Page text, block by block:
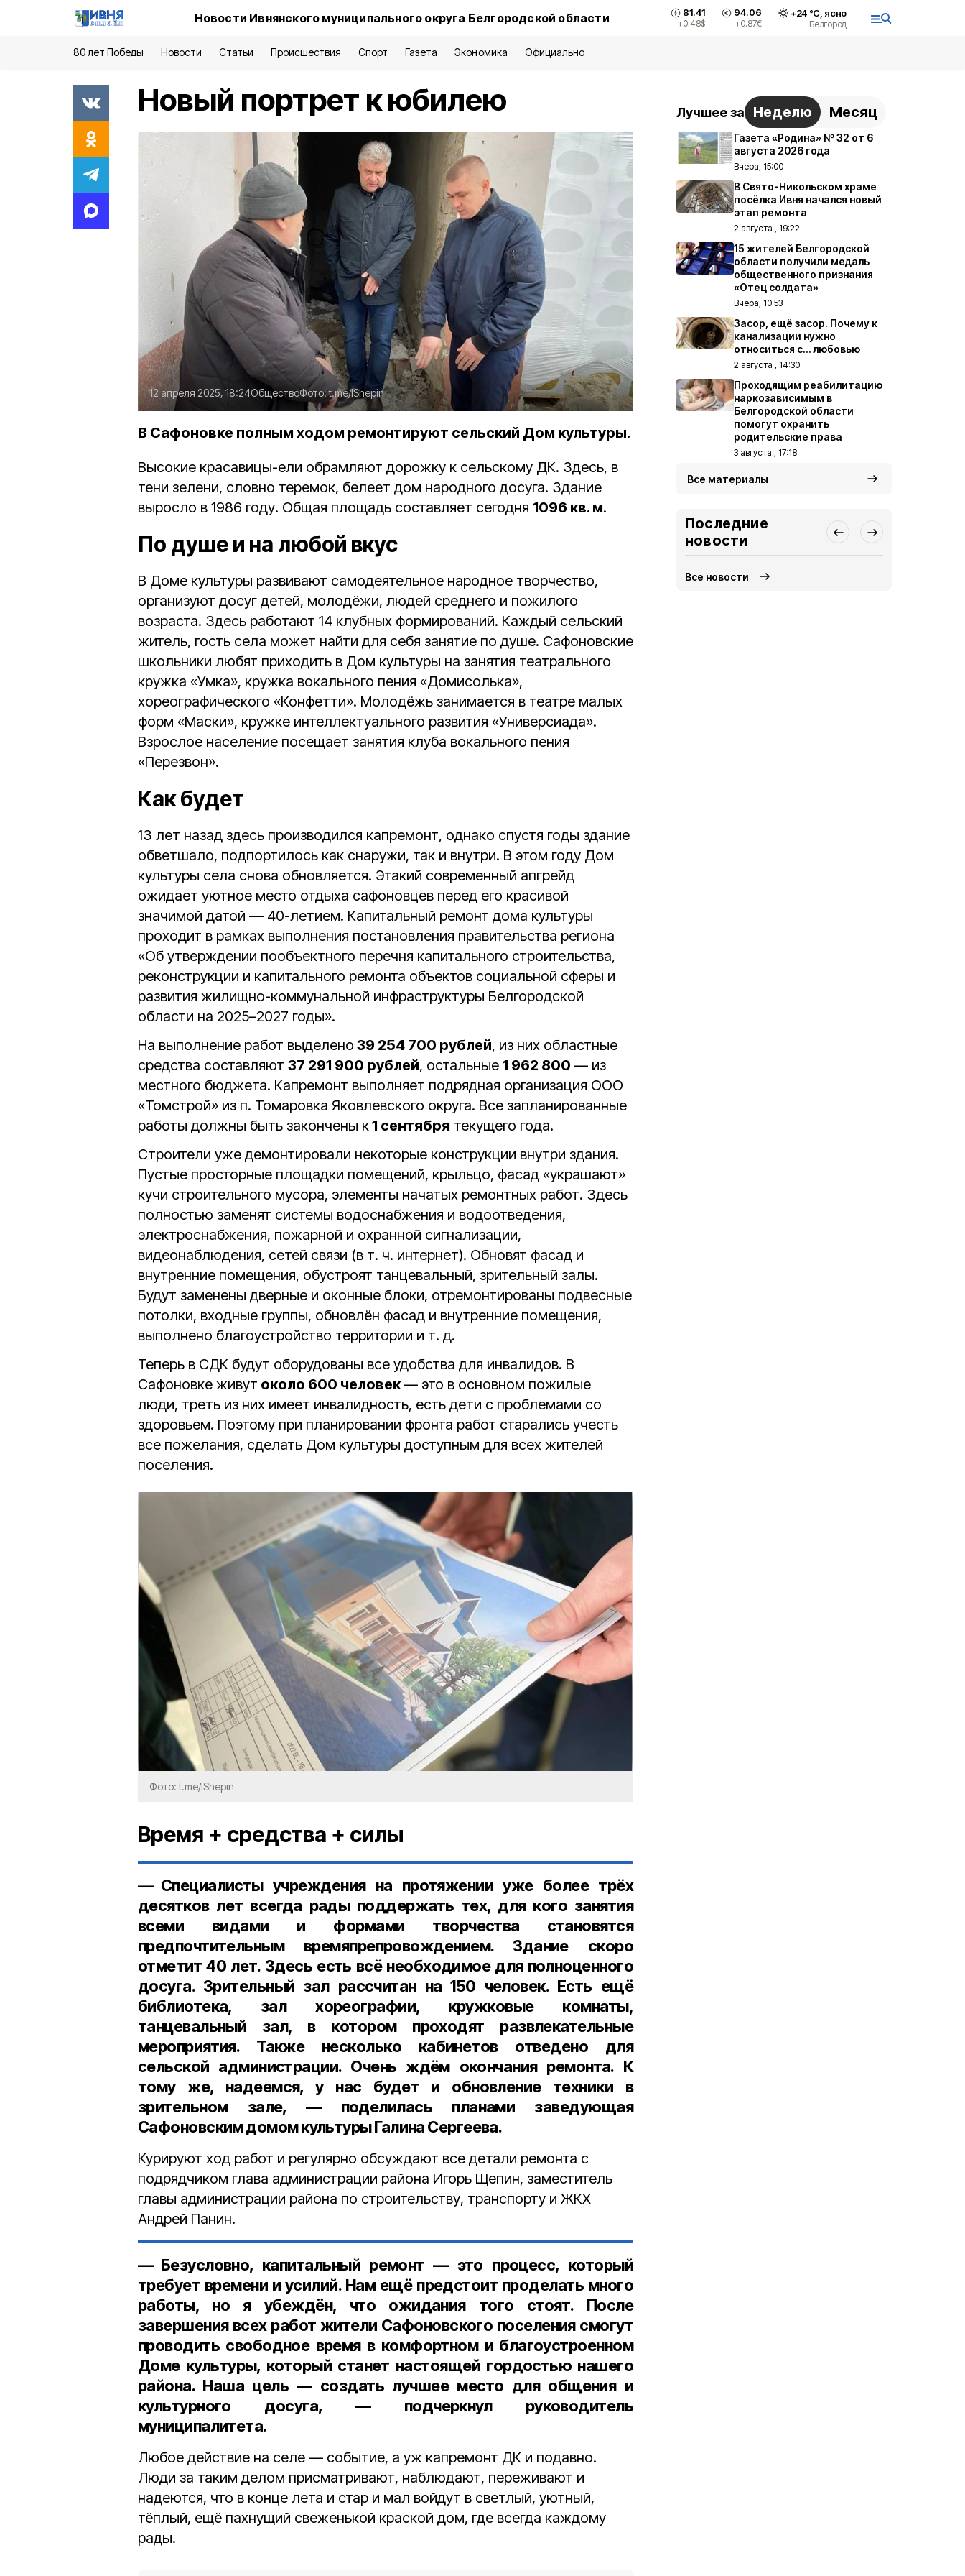
Новости Ивнянского муниципального округа Белгородской области 81.41
+0.48$
94.06
+0.87€
+24°С, ясно
Белгород
80 лет Победы Новости Статьи Происшествия Спорт Газета Экономика Официально
Новый портрет к юбилею
12 апреля 2025, 18:24ОбществоФото:t.me/IShepin
В Сафоновке полным ходом ремонтируют сельский Дом культуры.
Высокие красавицы-ели обрамляют дорожку к сельскому ДК. Здесь, в
тени зелени, словно теремок, белеет дом народного досуга. Здание
выросло в 1986 году. Общая площадь составляет сегодня 1096 кв. м.
По душе и на любой вкус
В Доме культуры развивают самодеятельное народное творчество,
организуют досуг детей, молодёжи, людей среднего и пожилого
возраста. Здесь работают 14 клубных формирований. Каждый сельский
житель, гость села может найти для себя занятие по душе. Сафоновские
школьники любят приходить в Дом культуры на занятия театрального
кружка «Умка», кружка вокального пения «Домисолька»,
хореографического «Конфетти». Молодёжь занимается в театре малых
форм «Маски», кружке интеллектуального развития «Универсиада».
Взрослое население посещает занятия клуба вокального пения
«Перезвон».
Как будет
13 лет назад здесь производился капремонт, однако спустя годы здание
обветшало, подпортилось как снаружи, так и внутри. В этом году Дом
культуры села снова обновляется. Этакий современный апгрейд
ожидает уютное место отдыха сафоновцев перед его красивой
значимой датой — 40-летием. Капитальный ремонт дома культуры
проходит в рамках выполнения постановления правительства региона
«Об утверждении пообъектного перечня капитального строительства,
реконструкции и капитального ремонта объектов социальной сферы и
развития жилищно-коммунальной инфраструктуры Белгородской
области на 2025–2027 годы».
На выполнение работ выделено 39 254 700 рублей, из них областные
средства составляют 37 291 900 рублей, остальные 1 962 800 — из
местного бюджета. Капремонт выполняет подрядная организация ООО
«Томстрой» из п. Томаровка Яковлевского округа. Все запланированные
работы должны быть закончены к1 сентября текущего года.
Строители уже демонтировали некоторые конструкции внутри здания.
Пустые просторные площадки помещений, крыльцо, фасад «украшают»
кучи строительного мусора, элементы начатых ремонтных работ. Здесь
полностью заменят системы водоснабжения и водоотведения,
электрос­набжения, пожарной и охранной сигнализации,
видеонаблюдения, сетей связи (в т. ч. интернет). Обновят фасад и
внутренние помещения, обустроят танцевальный, зрительный залы.
Будут заменены дверные и оконные блоки, отремонтированы подвесные
потолки, входные группы, обновлён фасад и внутренние помещения,
выполнено благоустройство территории и т. д.
Теперь в СДК будут оборудованы все удобства для инвалидов. В
Сафоновке живут около 600 человек— это в основном пожилые
люди, треть из них имеет инвалидность, есть дети с проблемами со
здоровьем. Поэтому при планировании фронта работ старались учесть
все пожелания, сделать Дом культуры доступным для всех жителей
поселения.
Фото: t.me/IShepin
Время + средства + силы
— Специалисты учреждения на протяжении уже более трёх
десятков лет всегда рады поддержать тех, для кого занятия
всеми видами и формами творчества становятся
предпочтительным времяпрепровождением. Здание скоро
отметит 40 лет. Здесь есть всё необходимое для полноценного
досуга. Зрительный зал рассчитан на 150 человек. Есть ещё
библиотека, зал хореографии, кружковые комнаты,
танцевальный зал, в котором проходят развлекательные
мероприятия. Также несколько кабинетов отведено для
сельской администрации. Очень ждём окончания ремонта. К
тому же, надеемся, у нас будет и обновление техники в
зрительном зале, — поделилась планами заведующая
Сафоновским домом культуры Галина Сергеева.
Курируют ход работ и регулярно обсуждают все детали ремонта с
подрядчиком глава администрации рай­она Игорь Щепин, заместитель
главы администрации района по строительству, транспорту и ЖКХ
Андрей Панин.
— Безусловно, капитальный ремонт — это процесс, который
требует времени и усилий. Нам ещё предстоит проделать много
работы, но я убеждён, что ожидания того стоят. После
завершения всех работ жители Сафоновского поселения смогут
проводить свободное время в комфортном и благоустроенном
Доме культуры, который станет настоящей гордостью нашего
района. Наша цель — создать лучшее место для общения и
культурного досуга, — подчеркнул руководитель
муниципалитета.
Любое действие на селе — событие, а уж капремонт ДК и подавно.
Люди за таким делом присматривают, наблюдают, переживают и
надеются, что в конце лета и стар и мал войдут в светлый, уютный,
тёплый, ещё пахнущий свеженькой краской дом, где всегда каждому
рады.
Лучшее за Неделю Месяц
Газета «Родина» № 32 от 6
августа 2026 года
Вчера, 15:00
В Свято-Никольском храме
посёлка Ивня начался новый
этап ремонта
2 августа , 19:22
15 жителей Белгородской
области получили медаль
общественного признания
«Отец солдата»
Вчера, 10:53
Засор, ещё засор. Почему к
канализации нужно
относиться с… любовью
2 августа , 14:30
Проходящим реабилитацию
наркозависимым в
Белгородской области
помогут охранить
родительские права
3 августа , 17:18
Все материалы
Последние
новости
Все новости